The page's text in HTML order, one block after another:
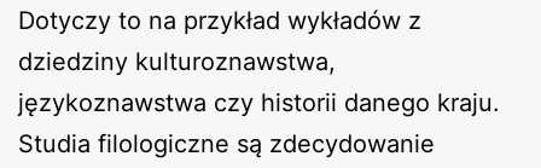
Dotyczy to na przykład wykładów z
dziedziny kulturoznawstwa,
językoznawstwa czy historii danego kraju.
Studia filologiczne są zdecydowanie